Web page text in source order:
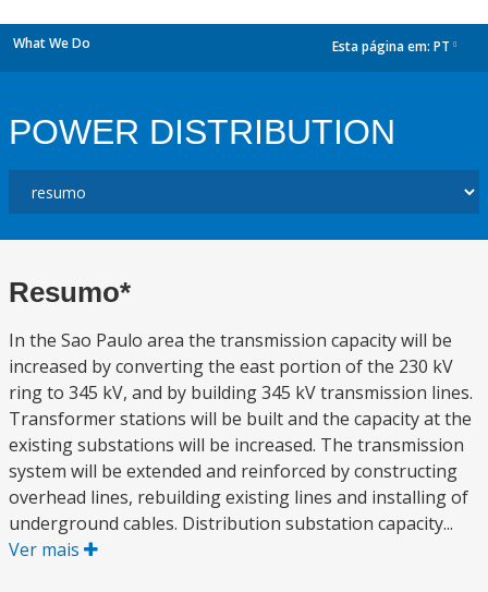
What We Do Esta página em: PT
POWER DISTRIBUTION
Resumo*
In the Sao Paulo area the transmission capacity will be
increased by converting the east portion of the 230 kV
ring to 345 kV, and by building 345 kV transmission lines.
Transformer stations will be built and the capacity at the
existing substations will be increased. The transmission
system will be extended and reinforced by constructing
overhead lines, rebuilding existing lines and installing of
underground cables. Distribution substation capacity...
Ver mais